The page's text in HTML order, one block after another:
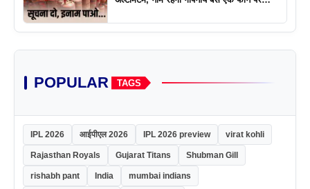
POPULAR TAGS
IPL 2026 आईपीएल 2026 IPL 2026 preview virat kohli
Rajasthan Royals Gujarat Titans Shubman Gill
rishabh pant India mumbai indians